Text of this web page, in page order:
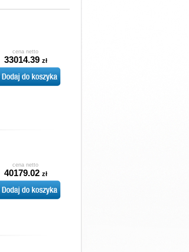
cena netto
33014.39 zł
cena netto
40179.02 zł